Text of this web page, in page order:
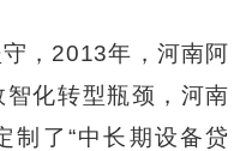
，2013年，河南阿
化转型瓶颈，河南
制了“中长期设备贷